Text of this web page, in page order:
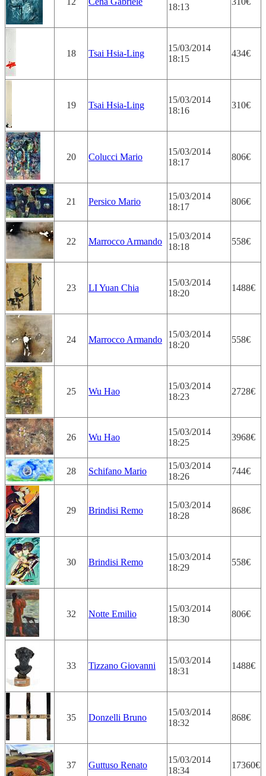
18:13
18 Tsai Hsia-Ling
15/03/2014
18:15
434€
19 Tsai Hsia-Ling
15/03/2014
18:16
310€
20 Colucci Mario
15/03/2014
18:17
806€
21 Persico Mario
15/03/2014
18:17
806€
22 Marrocco Armando
15/03/2014
18:18
558€
23 LI Yuan Chia
15/03/2014
18:20
1488€
24 Marrocco Armando
15/03/2014
18:20
558€
25 Wu Hao
15/03/2014
18:23
2728€
26 Wu Hao
15/03/2014
18:25
3968€
28 Schifano Mario
15/03/2014
18:26
744€
29 Brindisi Remo
15/03/2014
18:28
868€
30 Brindisi Remo
15/03/2014
18:29
558€
32 Notte Emilio
15/03/2014
18:30
806€
33 Tizzano Giovanni
15/03/2014
18:31
1488€
35 Donzelli Bruno
15/03/2014
18:32
868€
37 Guttuso Renato
15/03/2014
18:34
17360€